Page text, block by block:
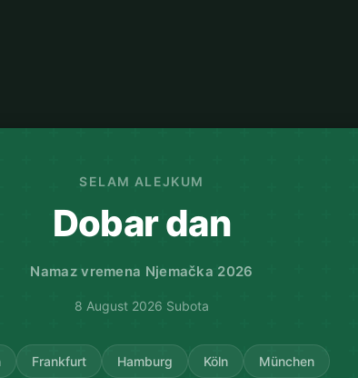
SELAM ALEJKUM
Dobar dan
Namaz vremena Njemačka 2026
8 August 2026 Subota
Frankfurt Hamburg Köln München